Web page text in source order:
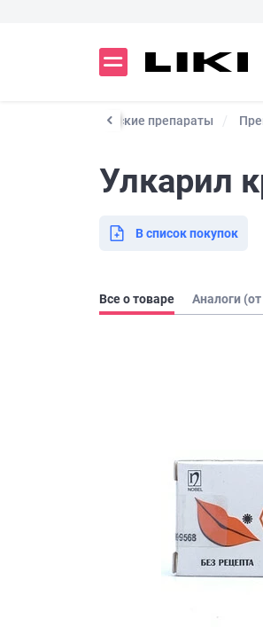
и профилактические препараты
Улкарил
В список покупок
Все о товаре Аналоги